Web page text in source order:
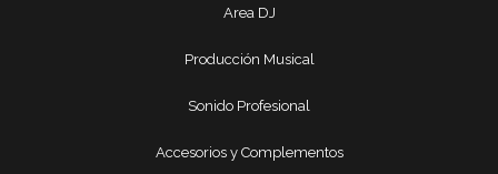
Area DJ
Producción Musical
Sonido Profesional
Accesorios y Complementos